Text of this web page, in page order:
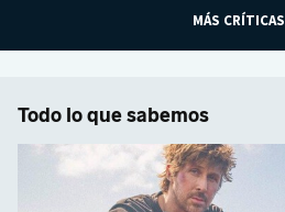
MÁS CRÍTICAS
Todo lo que sabemos